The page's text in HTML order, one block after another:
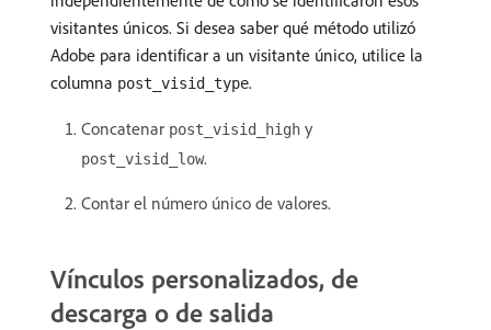
visitantes únicos. Si desea saber qué método utilizó
Adobe para identificar a un visitante único, utilice la
columna post_visid_type.
Concatenar post_visid_high y
post_visid_low.
Contar el número único de valores.
Vínculos personalizados, de
descarga o de salida